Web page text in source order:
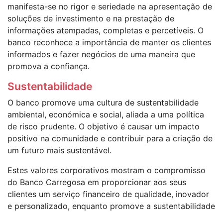
manifesta-se no rigor e seriedade na apresentação de
soluções de investimento e na prestação de
informações atempadas, completas e percetíveis. O
banco reconhece a importância de manter os clientes
informados e fazer negócios de uma maneira que
promova a confiança.
Sustentabilidade
O banco promove uma cultura de sustentabilidade
ambiental, económica e social, aliada a uma política
de risco prudente. O objetivo é causar um impacto
positivo na comunidade e contribuir para a criação de
um futuro mais sustentável.
Estes valores corporativos mostram o compromisso
do Banco Carregosa em proporcionar aos seus
clientes um serviço financeiro de qualidade, inovador
e personalizado, enquanto promove a sustentabilidade